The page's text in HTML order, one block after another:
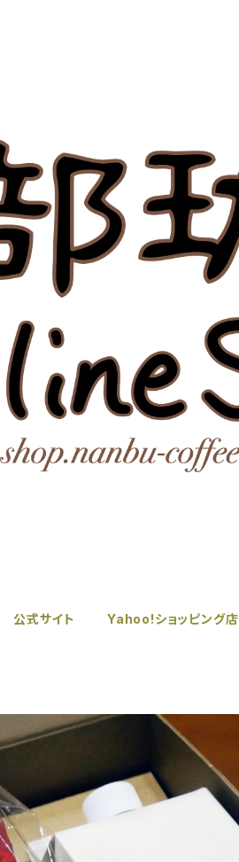
公式サイト Yahoo!ショッピング店